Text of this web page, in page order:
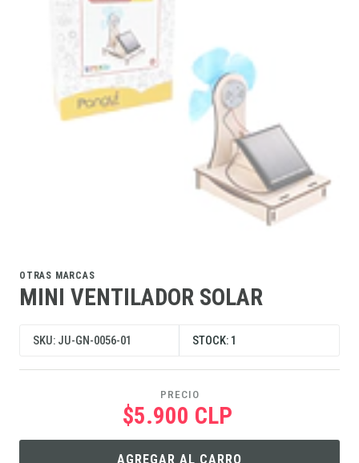
OTRAS MARCAS
MINI VENTILADOR SOLAR
SKU: JU-GN-0056-01 STOCK: 1
PRECIO
$5.900 CLP
AGREGAR AL CARRO